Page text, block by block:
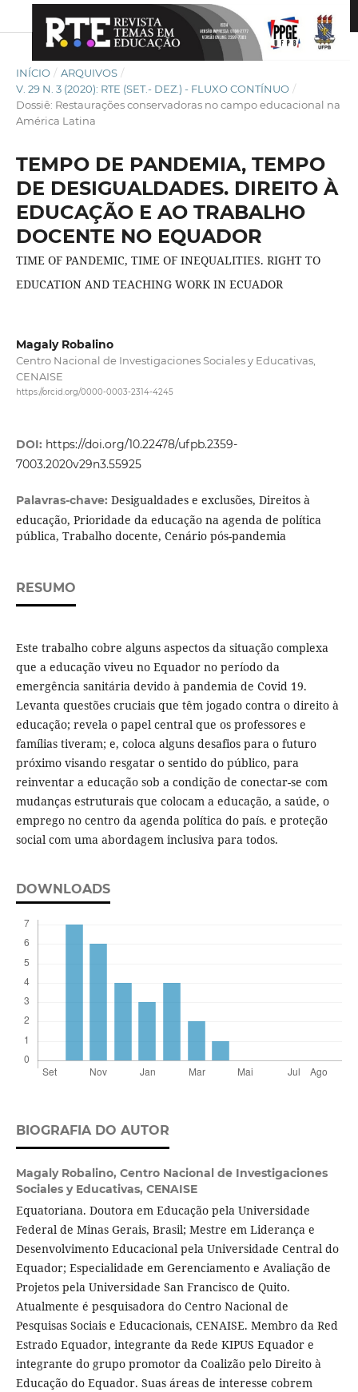
INÍCIO / ARQUIVOS /
V. 29 N. 3 (2020): RTE (SET.- DEZ.) - FLUXO CONTÍNUO /
Dossiê: Restaurações conservadoras no campo educacional na
América Latina
TEMPO DE PANDEMIA, TEMPO
DE DESIGUALDADES. DIREITO À
EDUCAÇÃO E AO TRABALHO
DOCENTE NO EQUADOR
TIME OF PANDEMIC, TIME OF INEQUALITIES. RIGHT TO
EDUCATION AND TEACHING WORK IN ECUADOR
Magaly Robalino
Centro Nacional de Investigaciones Sociales y Educativas,
CENAISE
https://orcid.org/0000-0003-2314-4245
DOI: https://doi.org/10.22478/ufpb.2359-
7003.2020v29n3.55925
Palavras-chave: Desigualdades e exclusões, Direitos à
educação, Prioridade da educação na agenda de política
pública, Trabalho docente, Cenário pós-pandemia
RESUMO
Este trabalho cobre alguns aspectos da situação complexa
que a educação viveu no Equador no período da
emergência sanitária devido à pandemia de Covid 19.
Levanta questões cruciais que têm jogado contra o direito à
educação; revela o papel central que os professores e
famílias tiveram; e, coloca alguns desafios para o futuro
próximo visando resgatar o sentido do público, para
reinventar a educação sob a condição de conectar-se com
mudanças estruturais que colocam a educação, a saúde, o
emprego no centro da agenda política do país. e proteção
social com uma abordagem inclusiva para todos.
DOWNLOADS
BIOGRAFIA DO AUTOR
Magaly Robalino, Centro Nacional de Investigaciones
Sociales y Educativas, CENAISE
Equatoriana. Doutora em Educação pela Universidade
Federal de Minas Gerais, Brasil; Mestre em Liderança e
Desenvolvimento Educacional pela Universidade Central do
Equador; Especialidade em Gerenciamento e Avaliação de
Projetos pela Universidade San Francisco de Quito.
Atualmente é pesquisadora do Centro Nacional de
Pesquisas Sociais e Educacionais, CENAISE. Membro da Red
Estrado Equador, integrante da Rede KIPUS Equador e
integrante do grupo promotor da Coalizão pelo Direito à
Educação do Equador. Suas áreas de interesse cobrem